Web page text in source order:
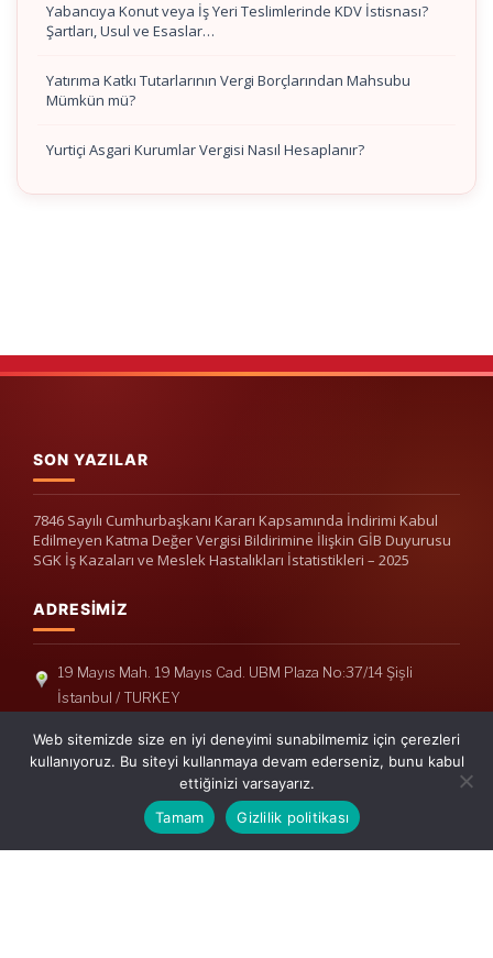
Yabancıya Konut veya İş Yeri Teslimlerinde KDV İstisnası?
Şartları, Usul ve Esaslar…
Yatırıma Katkı Tutarlarının Vergi Borçlarından Mahsubu
Mümkün mü?
Yurtiçi Asgari Kurumlar Vergisi Nasıl Hesaplanır?
SON YAZILAR
7846 Sayılı Cumhurbaşkanı Kararı Kapsamında İndirimi Kabul
Edilmeyen Katma Değer Vergisi Bildirimine İlişkin GİB Duyurusu
SGK İş Kazaları ve Meslek Hastalıkları İstatistikleri – 2025
ADRESIMIZ
19 Mayıs Mah. 19 Mayıs Cad. UBM Plaza No:37/14 Şişli
İstanbul / TURKEY
Telefon: +90(212) 240 33 39
Telefon: +90(212) 248 19 36
info@erisymm.com
Web sitemizde size en iyi deneyimi sunabilmemiz için çerezleri
kullanıyoruz. Bu siteyi kullanmaya devam ederseniz, bunu kabul
ettiğinizi varsayarız.
Tamam
Gizlilik politikası